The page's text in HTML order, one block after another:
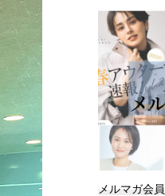
メルマガ会